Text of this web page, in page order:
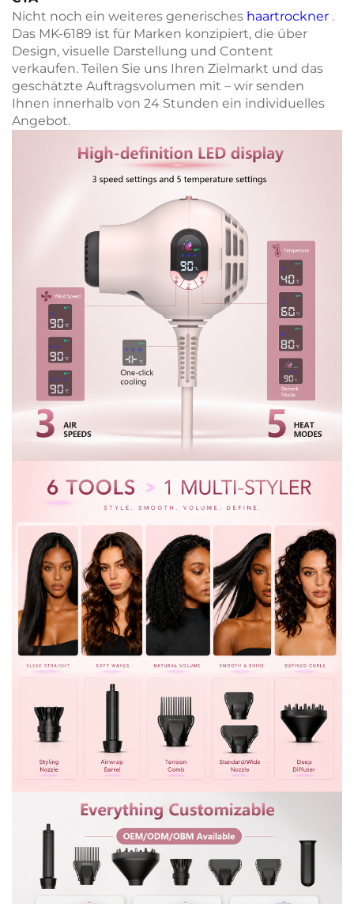
Nicht noch ein weiteres generisches haartrockner .
Das MK-6189 ist für Marken konzipiert, die über
Design, visuelle Darstellung und Content
verkaufen. Teilen Sie uns Ihren Zielmarkt und das
geschätzte Auftragsvolumen mit – wir senden
Ihnen innerhalb von 24 Stunden ein individuelles
Angebot.